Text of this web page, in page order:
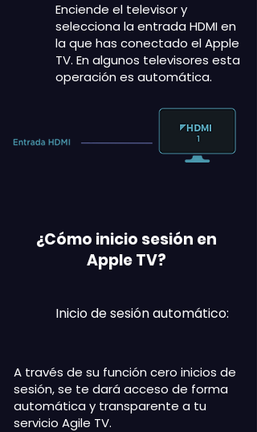
Enciende el televisor y
selecciona la entrada HDMI en
la que has conectado el Apple
TV. En algunos televisores esta
operación es automática.
¿Cómo inicio sesión en
Apple TV?
Inicio de sesión automático:
A través de su función cero inicios de
sesión, se te dará acceso de forma
automática y transparente a tu
servicio Agile TV.